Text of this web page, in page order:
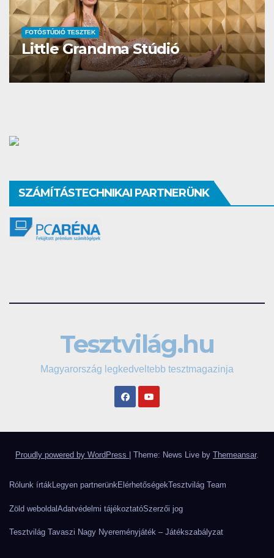
FOTÓSTÚDIÓ TESZTEK
Studio Different
SZÁMÍTÁSTECHNIKAI PARTNERÜNK
Tesztvilág.hu
Magyarország legkedveltebb tesztmagazinja
Proudly powered by WordPress Theme: News Live by Themeansar.
Rólunk írták Legyen partnerünk ElérhetőségekTesztvilág Team
Zöld weboldalAdatvédelmi tájékoztatóSzerzői jog
Tesztvilág Tavaszi Nagy Nyereményjáték – Játékszabályzat